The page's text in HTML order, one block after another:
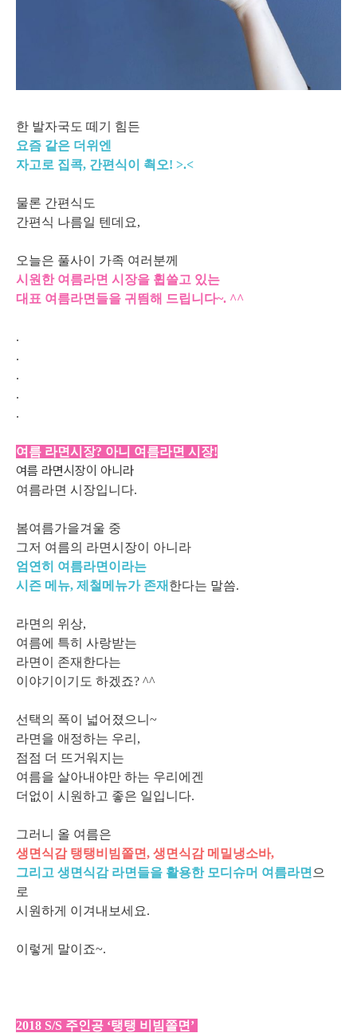
한 발자국도 떼기 힘든
요즘 같은 더위엔
자고로 집콕, 간편식이 쵝오! >.<
물론 간편식도
간편식 나름일 텐데요,
오늘은 풀사이 가족 여러분께
시원한 여름라면 시장을 휩쓸고 있는
대표 여름라면들을 귀띔해 드립니다~. ^^
.
.
.
.
.
여름 라면시장? 아니 여름라면 시장!
여름 라면시장이 아니라
여름라면 시장입니다.
봄여름가을겨울 중
그저 여름의 라면시장이 아니라
엄연히 여름라면이라는
시즌 메뉴, 제철메뉴가 존재 한다는 말씀.
라면의 위상,
여름에 특히 사랑받는
라면이 존재한다는
이야기이기도 하겠죠? ^^
선택의 폭이 넓어졌으니~
라면을 애정하는 우리,
점점 더 뜨거워지는
여름을 살아내야만 하는 우리에겐
더없이 시원하고 좋은 일입니다.
그러니 올 여름은
생면식감 탱탱비빔쫄면, 생면식감 메밀냉소바,
그리고 생면식감 라면들을 활용한 모디슈머 여름라면 으
로
시원하게 이겨내보세요.
이렇게 말이죠~.
2018 S/S 주인공 ‘탱탱 비빔쫄면’